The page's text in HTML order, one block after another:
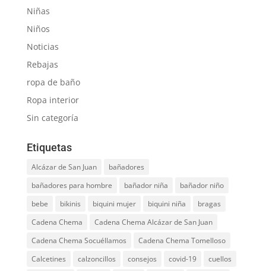
Niñas
Niños
Noticias
Rebajas
ropa de baño
Ropa interior
Sin categoría
Etiquetas
Alcázar de San Juan
bañadores
bañadores para hombre
bañador niña
bañador niño
bebe
bikinis biquini mujer biquini niña
bragas
Cadena Chema
Cadena Chema Alcázar de San Juan
Cadena Chema Socuéllamos
Cadena Chema Tomelloso
Calcetines
calzoncillos consejos covid-19
cuellos